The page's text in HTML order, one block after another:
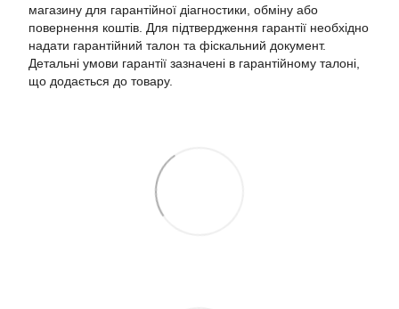
магазину для гарантійної діагностики, обміну або
повернення коштів. Для підтвердження гарантії необхідно
надати гарантійний талон та фіскальний документ.
Детальні умови гарантії зазначені в гарантійному талоні,
що додається до товару.